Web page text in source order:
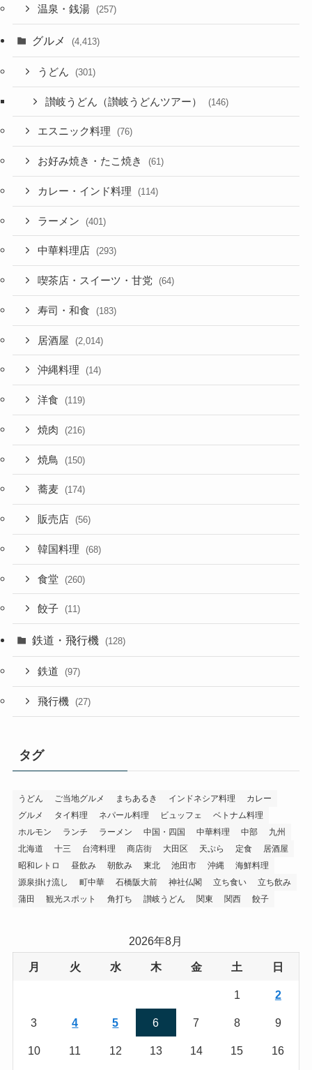
温泉・銭湯 (257)
グルメ (4,413)
うどん (301)
讃岐うどん（讃岐うどんツアー） (146)
エスニック料理 (76)
お好み焼き・たこ焼き (61)
カレー・インド料理 (114)
ラーメン (401)
中華料理店 (293)
喫茶店・スイーツ・甘党 (64)
寿司・和食 (183)
居酒屋 (2,014)
沖縄料理 (14)
洋食 (119)
焼肉 (216)
焼鳥 (150)
蕎麦 (174)
販売店 (56)
韓国料理 (68)
食堂 (260)
餃子 (11)
鉄道・飛行機 (128)
鉄道 (97)
飛行機 (27)
タグ
うどん ご当地グルメ まちあるき インドネシア料理
カレー
グルメ
タイ料理 ネパール料理 ビュッフェ
ベトナム料理
ホルモン
ランチ ラーメン 中国・四国 中華料理 中部
九州
北海道
十三 台湾料理 商店街 大田区 天ぷら 定食
居酒屋
昭和レトロ
昼飲み 朝飲み 東北 池田市 沖縄
海鮮料理
源泉掛け流し
町中華 石橋阪大前 神社仏閣 立ち食い
立ち飲み
蒲田
観光スポット 角打ち 讃岐うどん 関東 関西 餃子
2026年8月
月 火 水 木 金 土 日
1 2
3 4 5 6 7 8 9
10 11 12 13 14 15 16